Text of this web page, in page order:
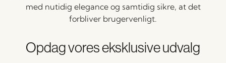
med nutidig elegance og samtidig sikre, at det
forbliver brugervenligt.
Opdag vores eksklusive udvalg